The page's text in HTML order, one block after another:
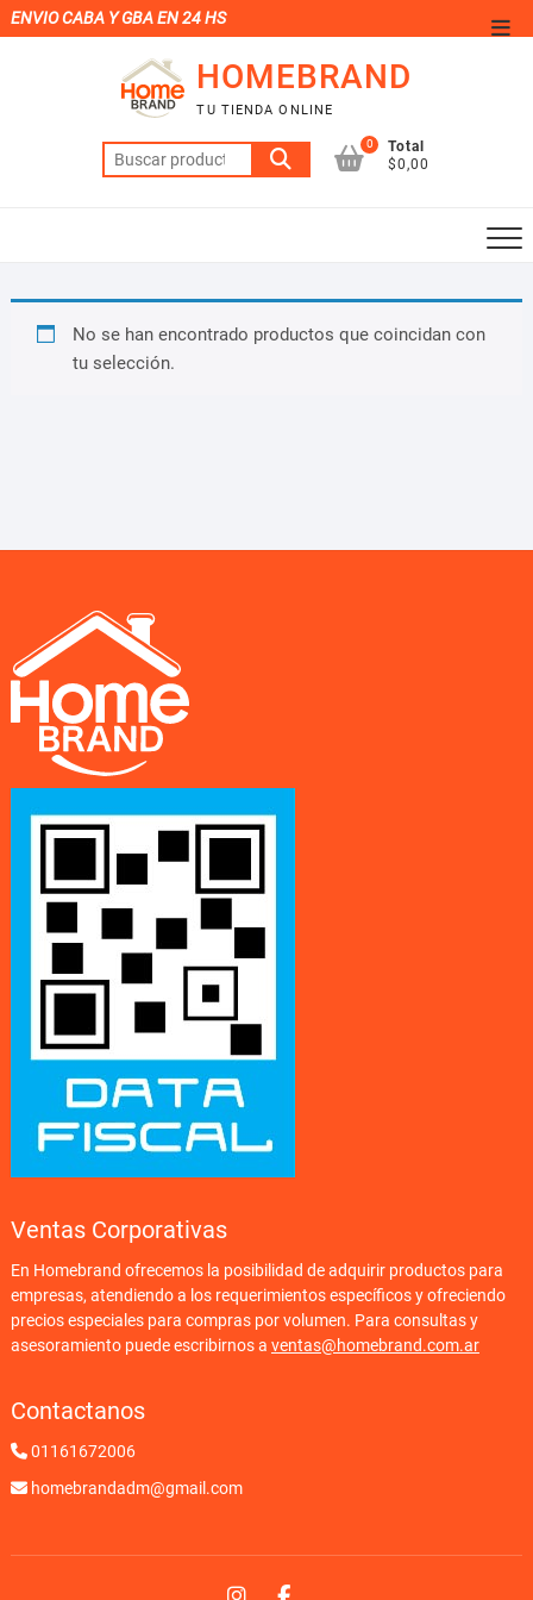
Saltar
al
ENVIO CABA Y GBA EN 24 HS
HOMEBRAND
TU TIENDA ONLINE
Buscar
por:
0
Total
$0,00
No se han encontrado productos que coincidan con
tu selección.
Ventas Corporativas
En Homebrand ofrecemos la posibilidad de adquirir productos para
empresas, atendiendo a los requerimientos específicos y ofreciendo
precios especiales para compras por volumen. Para consultas y
asesoramiento puede escribirnos a ventas@homebrand.com.ar
Contactanos
01161672006
homebrandadm@gmail.com
Instagram
Facebook